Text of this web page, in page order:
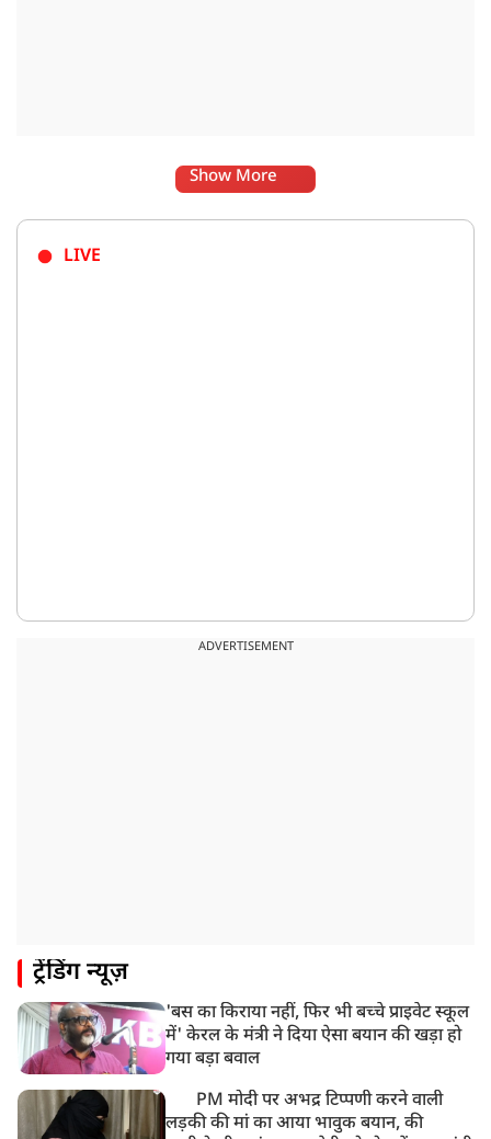
Show More
LIVE
ADVERTISEMENT
ट्रेंडिंग न्यूज़
'बस का किराया नहीं, फिर भी बच्चे प्राइवेट स्कूल
में' केरल के मंत्री ने दिया ऐसा बयान की खड़ा हो
गया बड़ा बवाल
PM मोदी पर अभद्र टिप्पणी करने वाली
लड़की की मां का आया भावुक बयान, की